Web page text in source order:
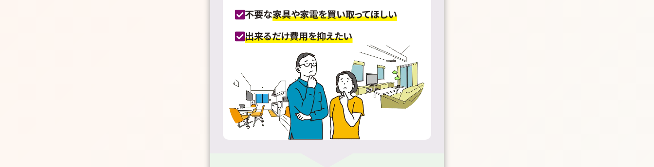
不要な家具や家電を買い取ってほしい
出来るだけ費用を抑えたい